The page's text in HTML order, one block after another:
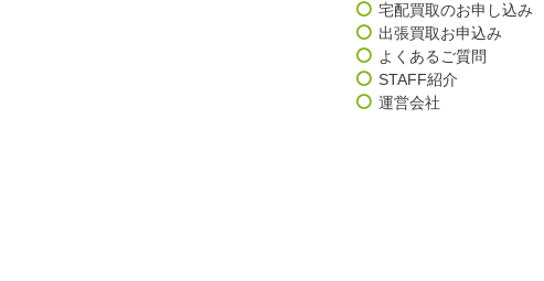
宅配買取のお申し込み
出張買取お申込み
よくあるご質問
STAFF紹介
運営会社